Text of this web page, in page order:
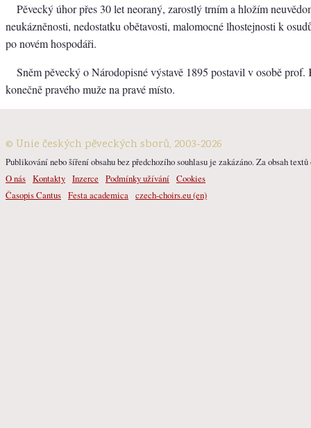
Pěvecký úhor přes 30 let neoraný, zarostlý trním a hložím
neukázněnosti, nedostatku obětavosti, malomocné lhostejnosti k
po novém hospodáři.
Sněm pěvecký o Národopisné výstavě 1895 postavil v osobě prof.
konečně pravého muže na pravé místo.
© Unie českých pěveckých sborů, 2003-2026
Publikování nebo šíření obsahu bez předchozího souhlasu je zakázáno. Za obsah
O nás Kontakty Inzerce Podmínky užívání Cookies
Časopis Cantus Festa academica czech-choirs.eu (en)